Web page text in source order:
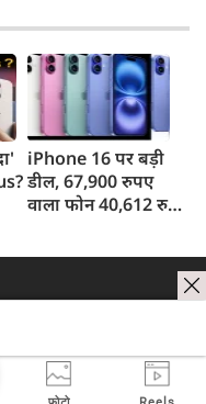
कहा- रिपोर्ट नहीं
मिली, टिप्पणी की
स्थिति में नहीं
जेडी
iPhone 16 पर बड़ी
डील, 67,900 रुपए
वाला फोन 40,612 रुपए